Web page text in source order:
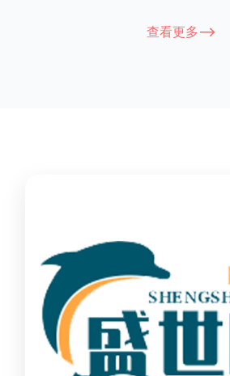
或者咨询厂家客服以获取更准确的信息。
查看更多-->